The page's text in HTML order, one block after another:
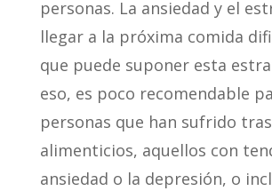
personas. La ansiedad y el
llegar a la próxima comida
que puede suponer esta
eso, es poco recomendable
personas que han sufrido
alimenticios, aquellos con
ansiedad o la depresión, o